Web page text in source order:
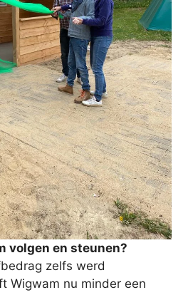
volgen en steunen?
zelfs werd
Wigwam nu minder een